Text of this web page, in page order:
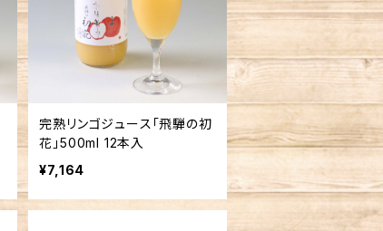
完熟リンゴジュース「飛騨の初
花」500ml 12本入
¥7,164